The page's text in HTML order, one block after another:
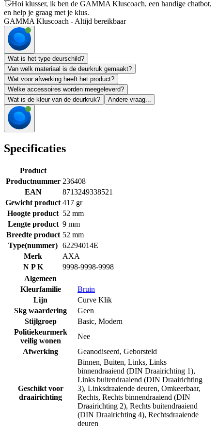
👋Hoi klusser, ik ben de GAMMA Kluscoach, een handige chatbot,
en help je graag met je klus.
GAMMA Kluscoach - Altijd bereikbaar
Wat is het type deurschild?
Van welk materiaal is de deurkruk gemaakt?
Wat voor afwerking heeft het product?
Welke accessoires worden meegeleverd?
Wat is de kleur van de deurkruk?
Andere vraag...
Specificaties
Product
Productnummer 236408
EAN
8713249338521
Gewicht product 417 gr
Hoogte product 52 mm
Lengte product 9 mm
Breedte product 52 mm
Type(nummer) 62294014E
Merk
AXA
N P K
9998-9998-9998
Algemeen
Kleurfamilie
Bruin
Lijn
Curve Klik
Skg waardering
Geen
Stijlgroep
Basic, Modern
Politiekeurmerk
veilig wonen
Nee
Afwerking
Geanodiseerd, Geborsteld
Geschikt voor
draairichting
Binnen, Buiten, Links, Links
binnendraaiend (DIN Draairichting 1),
Links buitendraaiend (DIN Draairichting
3), Linksdraaiende deuren, Omkeerbaar,
Rechts, Rechts binnendraaiend (DIN
Draairichting 2), Rechts buitendraaiend
(DIN Draairichting 4), Rechtsdraaiende
deuren